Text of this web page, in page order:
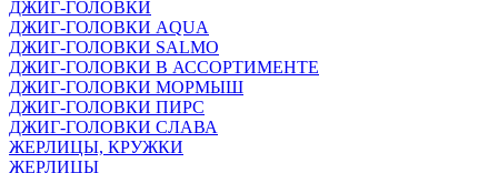
ДЖИГ-ГОЛОВКИ
ДЖИГ-ГОЛОВКИ AQUA
ДЖИГ-ГОЛОВКИ SALMO
ДЖИГ-ГОЛОВКИ В АССОРТИМЕНТЕ
ДЖИГ-ГОЛОВКИ МОРМЫШ
ДЖИГ-ГОЛОВКИ ПИРС
ДЖИГ-ГОЛОВКИ СЛАВА
ЖЕРЛИЦЫ, КРУЖКИ
ЖЕРЛИЦЫ